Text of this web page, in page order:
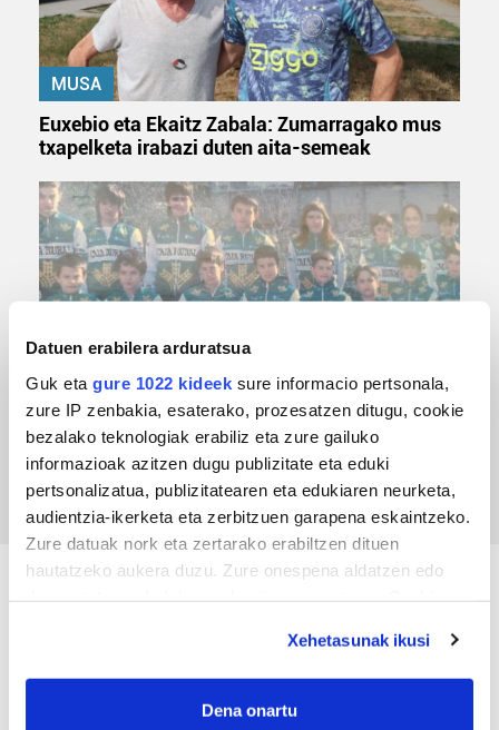
Datuen erabilera arduratsua
Guk eta gure 1022 kideek sure informacio pertsonala,
zure IP zenbakia, esaterako, prozesatzen ditugu, cookie
bezalako teknologiak erabiliz eta zure gailuko
informazioak azitzen dugu publizitate eta eduki
pertsonalizatua, publizitatearen eta edukiaren neurketa,
audientzia-ikerketa eta zerbitzuen garapena eskaintzeko.
Zure datuak nork eta zertarako erabiltzen dituen
hautatzeko aukera duzu. Zure onespena aldatzen edo
If you allow, we would also like to:
Collect information about your geographical
Xehetasunak ikusi
Dena onartu
MUSA
Euxebio eta Ekaitz Zabala: Zumarragako mus
txapelketa irabazi duten aita-semeak
TXIRRINDULARITZA
Tourreko goierritarrak
KIROLA